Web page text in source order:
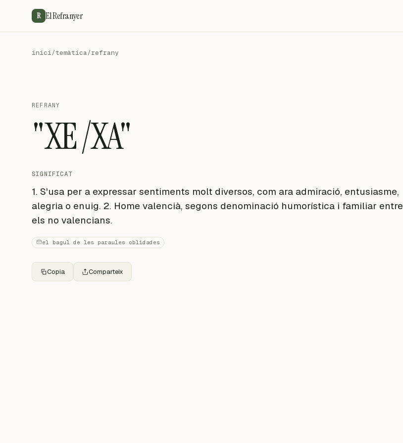
R El Refranyer
inici/temàtica/refrany
REFRANY
"XE /XA"
SIGNIFICAT
1. S'usa per a expressar sentiments molt diversos, com ara admiració, entusiasme,
alegria o enuig. 2. Home valencià, segons denominació humorística i familiar entre
els no valencians.
el bagul de les paraules oblidades
Copia Comparteix